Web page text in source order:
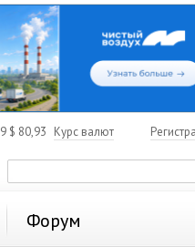
$ 80,93 Курс валют
Форум